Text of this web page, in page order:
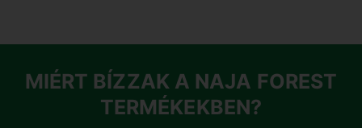
MIÉRT BÍZZAK A NAJA FOREST
TERMÉKEKBEN?